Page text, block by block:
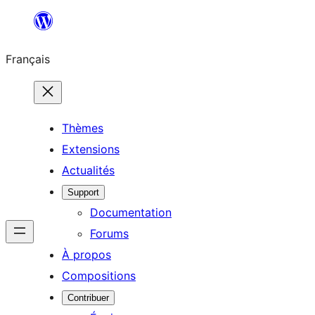
contenu
Français
Thèmes
Extensions
Actualités
Support
Documentation
Forums
À propos
Compositions
Contribuer